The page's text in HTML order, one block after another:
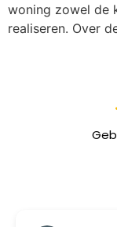
woning zowel de
realiseren. Over